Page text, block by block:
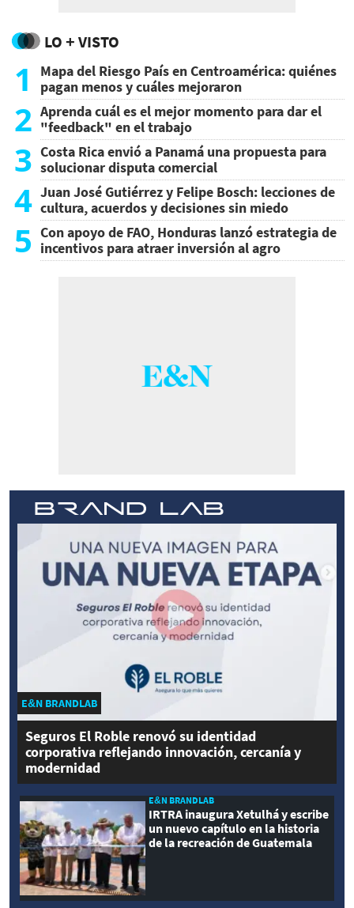
LO + VISTO
1
Mapa del Riesgo País en Centroamérica: quiénes
pagan menos y cuáles mejoraron
2 Aprenda cuál es el mejor momento para dar el
"feedback" en el trabajo
3 Costa Rica envió a Panamá una propuesta para
solucionar disputa comercial
4 Juan José Gutiérrez y Felipe Bosch: lecciones de
cultura, acuerdos y decisiones sin miedo
5 Con apoyo de FAO, Honduras lanzó estrategia de
incentivos para atraer inversión al agro
E&N BRANDLAB
Seguros El Roble renovó su identidad
corporativa reflejando innovación, cercanía y
modernidad
E&N BRANDLAB
IRTRA inaugura Xetulhá y escribe
un nuevo capítulo en la historia
de la recreación de Guatemala